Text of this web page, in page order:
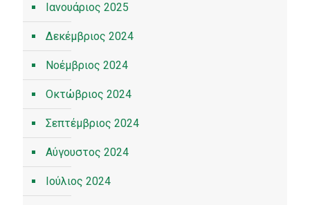
Ιανουάριος 2025
Δεκέμβριος 2024
Νοέμβριος 2024
Οκτώβριος 2024
Σεπτέμβριος 2024
Αύγουστος 2024
Ιούλιος 2024